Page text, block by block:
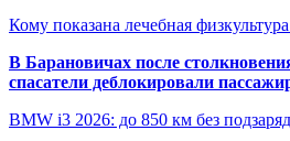
Кому показана лечебная
В Барановичах после
спасатели деблокировали
BMW i3 2026: до 850 км без